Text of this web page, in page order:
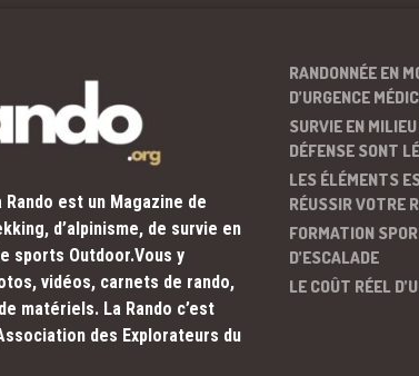
Rando est un Magazine de
d’alpinisme, de survie en
sports Outdoor.Vous y
vidéos, carnets de rando,
matériels. La Rando c’est
des Explorateurs du
RANDONNÉE EN
D’URGENCE
SURVIE EN
DÉFENSE SONT
LES ÉLÉMENTS
RÉUSSIR VOTRE
FORMATION
D’ESCALADE
LE COÛT RÉEL